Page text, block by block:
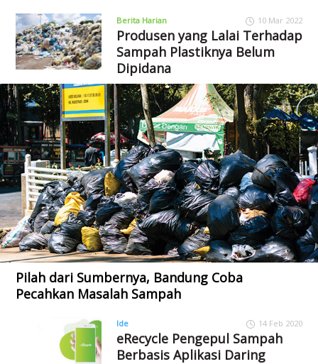
Berita Harian 10 Mar 2022
Produsen yang Lalai Terhadap
Sampah Plastiknya Belum
Dipidana
Pilah dari Sumbernya, Bandung Coba
Pecahkan Masalah Sampah
Ide 14 Feb 2020
eRecycle Pengepul Sampah
Berbasis Aplikasi Daring